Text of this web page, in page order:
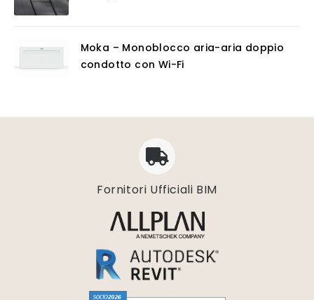
Moka – Monoblocco aria-aria doppio
condotto con Wi-Fi
Fornitori Ufficiali BIM